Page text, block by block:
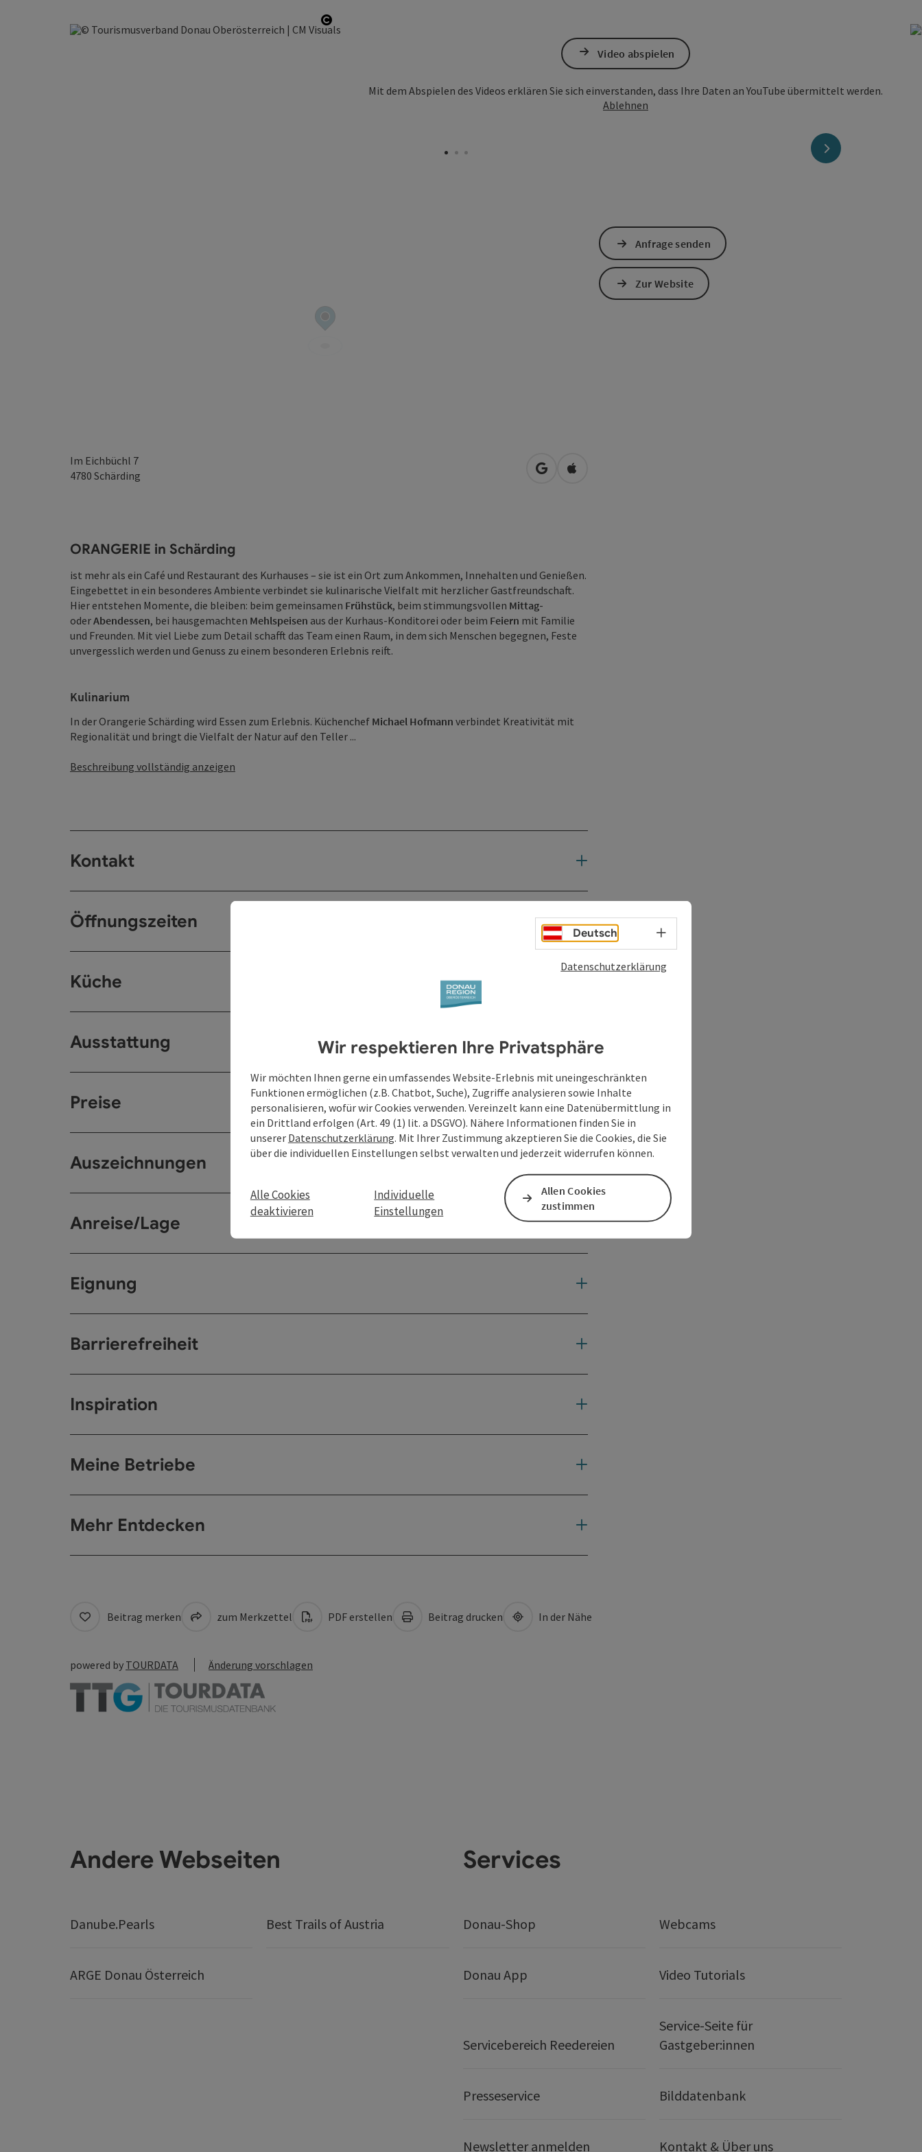
Copyright öffnen
Video abspielen
Mit dem Abspielen des Videos erklären Sie sich einverstanden, dass Ihre Daten an YouTube übermittelt werden.
Ablehnen
nächstes Element
Im Eichbüchl 7
4780 Schärding in Google Maps öffnen
in Apple Maps öffnen
ORANGERIE in Schärding
ist mehr als ein Café und Restaurant des Kurhauses – sie ist ein Ort zum Ankommen, Innehalten und Genießen.
Eingebettet in ein besonderes Ambiente verbindet sie kulinarische Vielfalt mit herzlicher Gastfreundschaft.
Hier entstehen Momente, die bleiben: beim gemeinsamen Frühstück, beim stimmungsvollen Mittag-
oderAbendessen, bei hausgemachten Mehlspeisen aus der Kurhaus-Konditorei oder beim Feiern mit Familie
und Freunden. Mit viel Liebe zum Detail schafft das Team einen Raum, in dem sich Menschen begegnen, Feste
unvergesslich werden und Genuss zu einem besonderen Erlebnis reift.
Kulinarium
In der Orangerie Schärding wird Essen zum Erlebnis. Küchenchef Michael Hofmann verbindet Kreativität mit
Regionalität und bringt die Vielfalt der Natur auf den Teller ...
Beschreibung vollständig anzeigen
Kontakt
Öffnungszeiten
Küche
Ausstattung
Preise
Auszeichnungen
Anreise/Lage
Eignung
Barrierefreiheit
Inspiration
Meine Betriebe
Mehr Entdecken
Anfrage senden
Zur Website
Beitrag merken zum Merkzettel PDF erstellen Beitrag drucken In der Nähe
powered by TOURDATA Änderung vorschlagen
Andere Webseiten
Danube.Pearls Best Trails of Austria
ARGE Donau Österreich
Services
Donau-Shop Webcams
Donau App Video Tutorials
Servicebereich Reedereien
Service-Seite für
Gastgeber:innen
Presseservice Bilddatenbank
Newsletter anmelden Kontakt & Über uns
Deutsch Sprachwahl - Menü öffnen
Datenschutzerklärung
Wir respektieren Ihre Privatsphäre
Wir möchten Ihnen gerne ein umfassendes Website-Erlebnis mit uneingeschränkten
Funktionen ermöglichen (z.B. Chatbot, Suche), Zugriffe analysieren sowie Inhalte
personalisieren, wofür wir Cookies verwenden. Vereinzelt kann eine Datenübermittlung in
ein Drittland erfolgen (Art. 49 (1) lit. a DSGVO). Nähere Informationen finden Sie in
unserer Datenschutzerklärung. Mit Ihrer Zustimmung akzeptieren Sie die Cookies, die Sie
über die individuellen Einstellungen selbst verwalten und jederzeit widerrufen können.
Alle Cookies
deaktivieren
Individuelle
Einstellungen
Allen Cookies
zustimmen